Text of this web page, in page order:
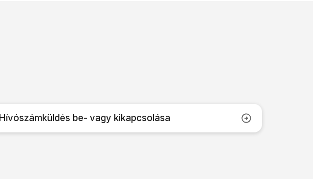
Hívószámküldés be- vagy kikapcsolása